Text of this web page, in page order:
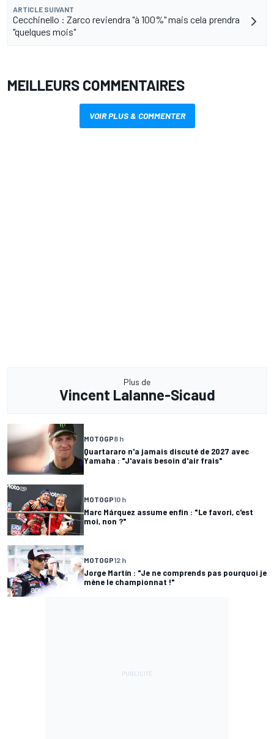
ARTICLE SUIVANT
Cecchinello : Zarco reviendra "à 100%" mais cela prendra
"quelques mois"
MEILLEURS COMMENTAIRES
VOIR PLUS & COMMENTER
Plus de
Vincent Lalanne-Sicaud
MOTOGP8 h
Quartararo n'a jamais discuté de 2027 avec
Yamaha : "J'avais besoin d'air frais"
MOTOGP10 h
Marc Márquez assume enfin : "Le favori, c'est
moi, non ?"
MOTOGP12 h
Jorge Martín : "Je ne comprends pas pourquoi je
mène le championnat !"